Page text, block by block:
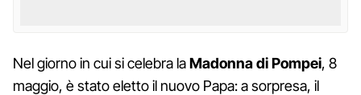
Nel giorno in cui si celebra laMadonna di Pompei, 8
maggio, è stato eletto il nuovo Papa: a sorpresa, il